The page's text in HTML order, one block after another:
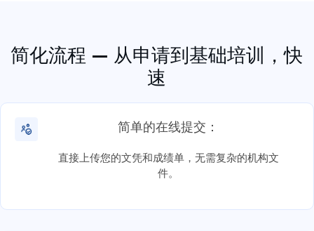
简化流程 — 从申请到基础培训，快
速
简单的在线提交：
直接上传您的文凭和成绩单，无需复杂的机构文
件。